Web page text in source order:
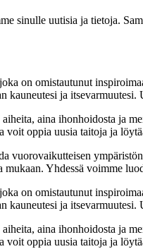
sinulle uutisia ja tietoja.
on omistautunut
kauneutesi ja
aina ihonhoidosta ja
voit oppia uusia taitoja ja
vuorovaikutteisen
mukaan. Yhdessä voimme
on omistautunut
kauneutesi ja
aina ihonhoidosta ja
voit oppia uusia taitoja ja